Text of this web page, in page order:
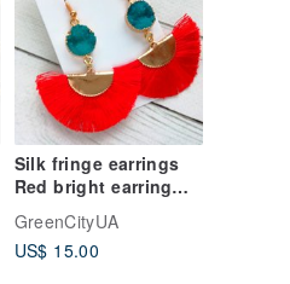
Silk fringe earrings
Red bright earring
Fan tassel
GreenCityUA
US$ 15.00